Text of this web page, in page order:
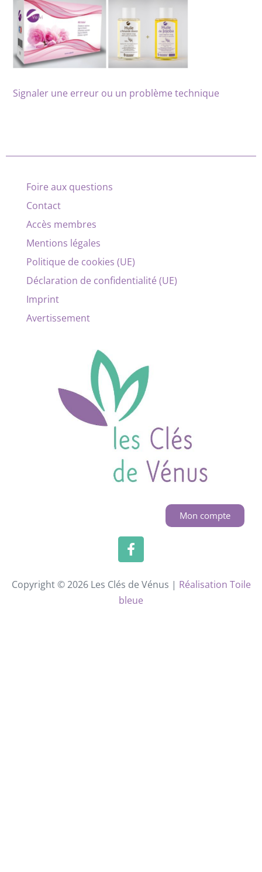
Signaler une erreur ou un problème technique
Foire aux questions
Contact
Accès membres
Mentions légales
Politique de cookies (UE)
Déclaration de confidentialité (UE)
Imprint
Avertissement
Mon compte
Copyright © 2026 Les Clés de Vénus | Réalisation Toile
bleue